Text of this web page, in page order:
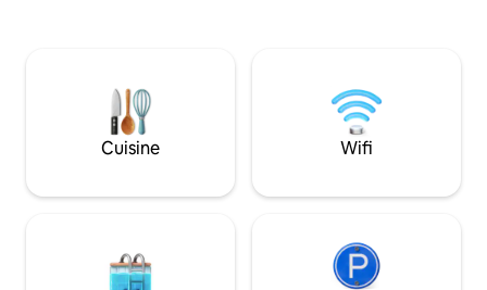
cour clôturée pour les compagnons à
quatre pattes. Détendez-vous, explorez
et imprégnez-vous de l'air salé de cette
paisible partie de la côte est de Tassie.
Cuisine Wifi